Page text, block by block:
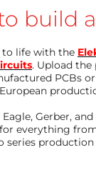
build
life with the
. Upload the
PCBs
Gerber,
everything
series